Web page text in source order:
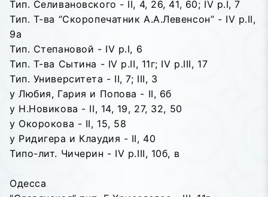
Тип. Селивановского - II, 4, 26, 41, 60; IV p.I, 7
Тип. Т-ва “Скоропечатник А.А.Левенсон” - IV p.II,
9a
Тип. Степановой - IV p.I, 6
Тип. Т-ва Сытина - IV p.II, 11г; IV p.III, 17
Тип. Университета - II, 7; III, 3
у Любия, Гария и Попова - II, 6б
у Н.Новикова - II, 14, 19, 27, 32, 50
у Окорокова - II, 15, 58
у Ридигера и Клаудия - II, 40
Типо-лит. Чичерин - IV p.III, 10б, в
Одесса